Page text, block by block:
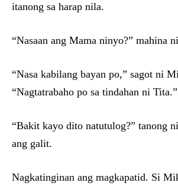
itanong sa harap nila.
“Nasaan ang Mama ninyo?” mahina
“Nasa kabilang bayan po,” sagot ni
“Nagtatrabaho po sa tindahan ni Tita.”
“Bakit kayo dito natutulog?” tanong
ang galit.
Nagkatinginan ang magkapatid. Si